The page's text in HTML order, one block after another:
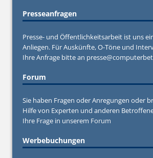
Presseanfragen
Presse- und Öffentlichkeitsarbeit ist uns
Anliegen. Für Auskünfte, O-Töne und
Ihre Anfrage bitte an
Forum
Sie haben Fragen oder Anregungen oder
Hilfe von Experten und anderen
Ihre Frage in unserem Forum
Werbebuchungen